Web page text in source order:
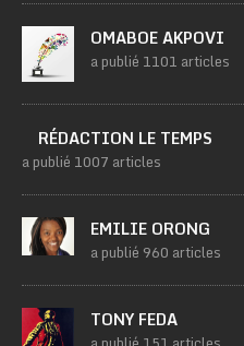
OMABOE AKPOVI
a publié 1101 articles
RÉDACTION LE TEMPS
a publié 1007 articles
EMILIE ORONG
a publié 960 articles
TONY FEDA